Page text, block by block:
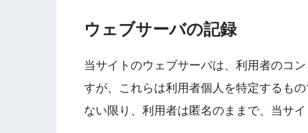
ウェブサーバの記録
当サイトのウェブサーバは、利用者のコ
すが、これらは利用者個人を特定するも
ない限り、利用者は匿名のままで、当サ